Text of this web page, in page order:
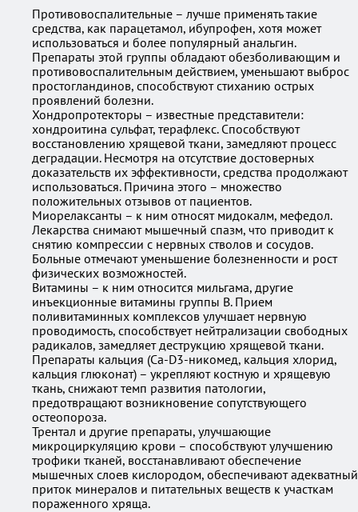
Противовоспалительные – лучше применять такие
средства, как парацетамол, ибупрофен, хотя может
использоваться и более популярный анальгин.
Препараты этой группы обладают обезболивающим и
противовоспалительным действием, уменьшают выброс
простогландинов, способствуют стиханию острых
проявлений болезни.
Хондропротекторы – известные представители:
хондроитина сульфат, терафлекс. Способствуют
восстановлению хрящевой ткани, замедляют процесс
деградации. Несмотря на отсутствие достоверных
доказательств их эффективности, средства продолжают
использоваться. Причина этого – множество
положительных отзывов от пациентов.
Миорелаксанты – к ним относят мидокалм, мефедол.
Лекарства снимают мышечный спазм, что приводит к
снятию компрессии с нервных стволов и сосудов.
Больные отмечают уменьшение болезненности и рост
физических возможностей.
Витамины – к ним относится мильгама, другие
инъекционные витамины группы B. Прием
поливитаминных комплексов улучшает нервную
проводимость, способствует нейтрализации свободных
радикалов, замедляет деструкцию хрящевой ткани.
Препараты кальция (Ca-D3-никомед, кальция хлорид,
кальция глюконат) – укрепляют костную и хрящевую
ткань, снижают темп развития патологии,
предотвращают возникновение сопутствующего
остеопороза.
Трентал и другие препараты, улучшающие
микроциркуляцию крови – способствуют улучшению
трофики тканей, восстанавливают обеспечение
мышечных слоев кислородом, обеспечивают адекватный
приток минералов и питательных веществ к участкам
пораженного хряща.